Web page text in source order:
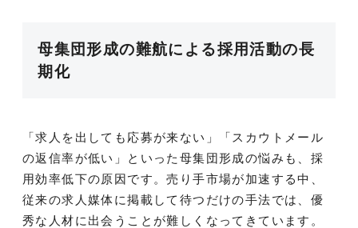
母集団形成の難航による採用活動の長
期化
「求人を出しても応募が来ない」「スカウトメール
の返信率が低い」といった母集団形成の悩みも、採
用効率低下の原因です。売り手市場が加速する中、
従来の求人媒体に掲載して待つだけの手法では、優
秀な人材に出会うことが難しくなってきています。